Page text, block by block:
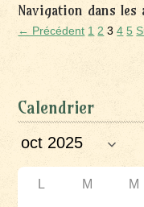
Navigation dans les
← Précédent 1 2 3 4 5
Calendrier
L M M